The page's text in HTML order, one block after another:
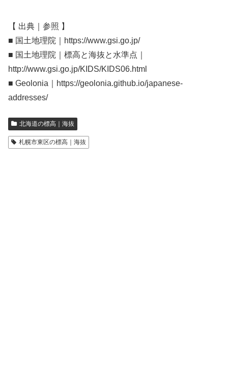
【 出典｜参照 】
■ 国土地理院｜https://www.gsi.go.jp/
■ 国土地理院｜標高と海抜と水準点｜
http://www.gsi.go.jp/KIDS/KIDS06.html
■ Geolonia｜https://geolonia.github.io/japanese-
addresses/
北海道の標高｜海抜
札幌市東区の標高｜海抜